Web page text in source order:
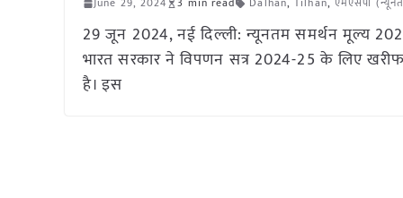
29 जून 2024, नई दिल्ली: न्यूनतम समर्थन मूल्य
भारत सरकार ने विपणन सत्र 2024-25 के लिए
है। इस